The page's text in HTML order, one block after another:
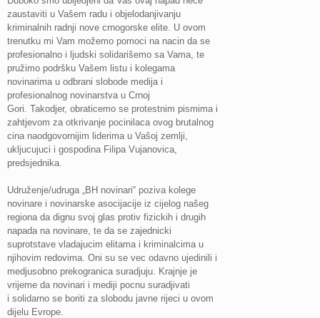
zaustaviti u Vašem radu i objelodanjivanju
kriminalnih radnji nove crnogorske elite. U ovom
trenutku mi Vam možemo pomoci na nacin da se
profesionalno i ljudski solidarišemo sa Vama, te
pružimo podršku Vašem listu i kolegama
novinarima u odbrani slobode medija i
profesionalnog novinarstva u Crnoj
Gori. Takodjer, obraticemo se protestnim pismima i
zahtjevom za otkrivanje pocinilaca ovog brutalnog
cina naodgovornijim liderima u Vašoj zemlji,
ukljucujuci i gospodina Filipa Vujanovica,
predsjednika.
Udruženje/udruga „BH novinari“ poziva kolege
novinare i novinarske asocijacije iz cijelog našeg
regiona da dignu svoj glas protiv fizickih i drugih
napada na novinare, te da se zajednicki
suprotstave vladajucim elitama i kriminalcima u
njihovim redovima. Oni su se vec odavno ujedinili i
medjusobno prekogranica suradjuju. Krajnje je
vrijeme da novinari i mediji pocnu suradjivati
i solidarno se boriti za slobodu javne rijeci u ovom
dijelu Evrope.